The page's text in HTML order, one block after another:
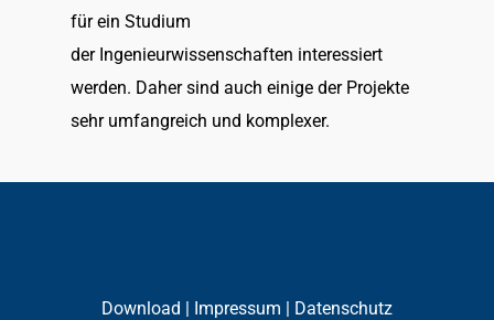
für ein Studium
der Ingenieurwissenschaften interessiert
werden. Daher sind auch einige der Projekte
sehr umfangreich und komplexer.
Download | Impressum | Datenschutz